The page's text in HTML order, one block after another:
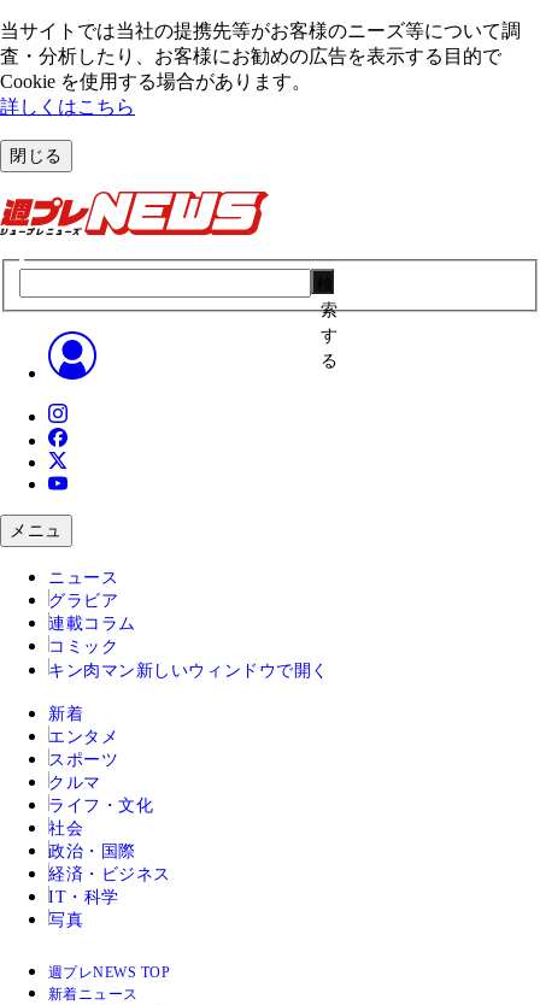
当サイトでは当社の提携先等がお客様のニーズ等について調
査・分析したり、お客様にお勧めの広告を表⽰する⽬的で
Cookie を使⽤する場合があります。
詳しくはこちら
閉じる
索
す
る
メニュ
ニュース
グラビア
連載コラム
コミック
キン肉マン 新しいウィンドウで開く
新着
エンタメ
スポーツ
クルマ
ライフ・文化
社会
政治・国際
経済・ビジネス
IT・科学
写真
週プレNEWS TOP
新着ニュース